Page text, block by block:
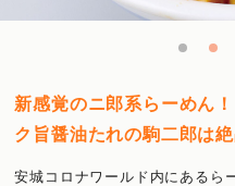
新感覚のニ郎系らーめん
ク旨醤油たれの駒二郎は絶
安城コロナワールド内にあるら